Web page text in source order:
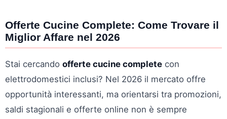
Offerte Cucine Complete: Come Trovare il
Miglior Affare nel 2026
Stai cercando offerte cucine complete con
elettrodomestici inclusi? Nel 2026 il mercato offre
opportunità interessanti, ma orientarsi tra promozioni,
saldi stagionali e offerte online non è sempre